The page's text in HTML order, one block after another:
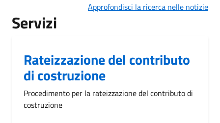
Approfondisci la ricerca nelle notizie
Servizi
Rateizzazione del contributo
di costruzione
Procedimento per la rateizzazione del contributo di
costruzione